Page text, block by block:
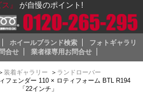
』 が自慢のポイント!
ホイールブランド検索
フォトギャラリ
合せ 業者様専用お問合せ
装着ギャラリー ＞ ランドローバー
フェンダー 110 × ロティフォーム BTL R194
「22インチ」